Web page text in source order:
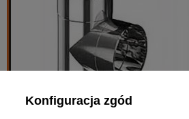
Konfiguracja zgód